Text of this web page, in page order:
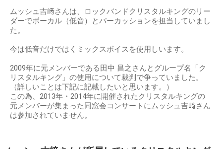
ムッシュ吉﨑さんは、ロックバンドクリスタルキングのリー
ダーでボーカル（低音）とパーカッションを担当していまし
た。
今は低音だけではくミックスボイスを使用しいます。
2009年に元メンバーである田中 昌之さんとグループ名「ク
リスタルキング」の使用について裁判で争っていました。
（詳しいことは下記に記載したいと思います。）
この為、2013年・2014年に開催されたクリスタルキングの
元メンバーが集まった同窓会コンサートにムッシュ吉﨑さん
は参加されていません。